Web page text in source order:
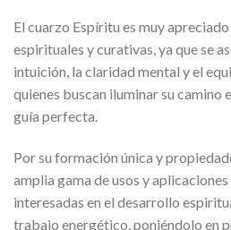
El cuarzo Espíritu es muy
espirituales y curativas, ya que se
intuición, la claridad mental y el
quienes buscan iluminar su camino
guía perfecta.
Por su formación única y
amplia gama de usos y
interesadas en el desarrollo
trabajo energético, poniéndolo en